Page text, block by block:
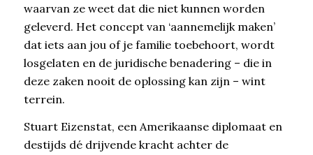
waarvan ze weet dat die niet kunnen worden
geleverd. Het concept van ‘aannemelijk maken’
dat iets aan jou of je familie toebehoort, wordt
losgelaten en de juridische benadering – die in
deze zaken nooit de oplossing kan zijn – wint
terrein.
Stuart Eizenstat, een Amerikaanse diplomaat en
destijds dé drijvende kracht achter de